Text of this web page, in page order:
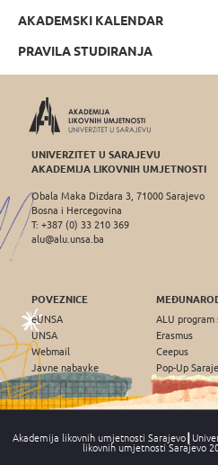
AKADEMSKI KALENDAR
PRAVILA STUDIRANJA
UNIVERZITET U SARAJEVU
AKADEMIJA LIKOVNIH UMJETNOSTI
Obala Maka Dizdara 3, 71000 Sarajevo
Bosna i Hercegovina
T: +387 (0) 33 210 369
alu@alu.unsa.ba
POVEZNICE
eUNSA
UNSA
Webmail
Javne nabavke
ALU
Erasmus
Ceepus
Pop-Up
Akademija likovnih umjetnosti
likovnih umjetnosti Sarajevo